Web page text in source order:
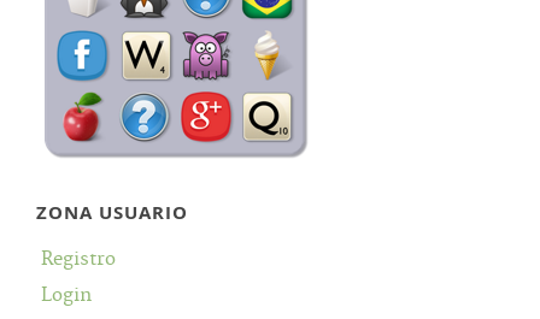
ZONA USUARIO
Registro
Login